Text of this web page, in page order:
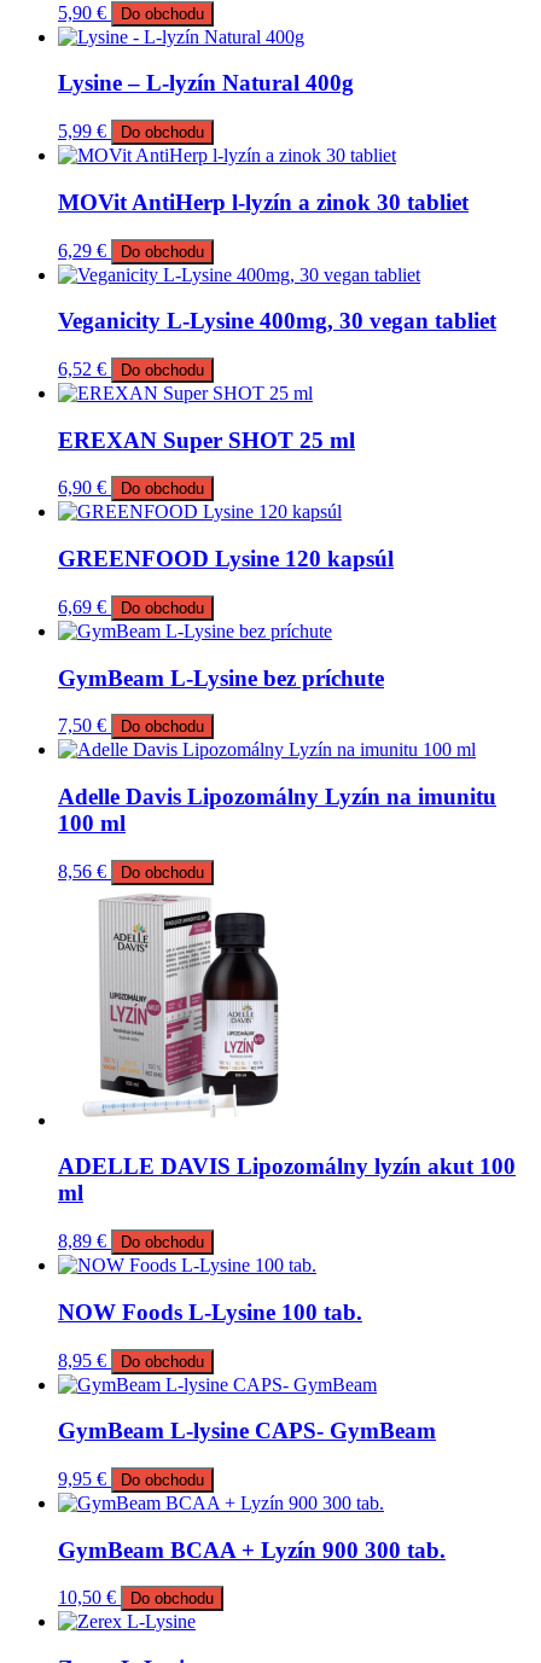
5,90 € Do obchodu
Lysine – L-lyzín Natural 400g
5,99 € Do obchodu
MOVit AntiHerp l-lyzín a zinok 30 tabliet
6,29 € Do obchodu
Veganicity L-Lysine 400mg, 30 vegan tabliet
6,52 € Do obchodu
EREXAN Super SHOT 25 ml
6,90 € Do obchodu
GREENFOOD Lysine 120 kapsúl
6,69 € Do obchodu
GymBeam L-Lysine bez príchute
7,50 € Do obchodu
Adelle Davis Lipozomálny Lyzín na imunitu
100 ml
8,56 € Do obchodu
ADELLE DAVIS Lipozomálny lyzín akut 100
ml
8,89 € Do obchodu
NOW Foods L-Lysine 100 tab.
8,95 € Do obchodu
GymBeam L-lysine CAPS- GymBeam
9,95 € Do obchodu
GymBeam BCAA + Lyzín 900 300 tab.
10,50 € Do obchodu